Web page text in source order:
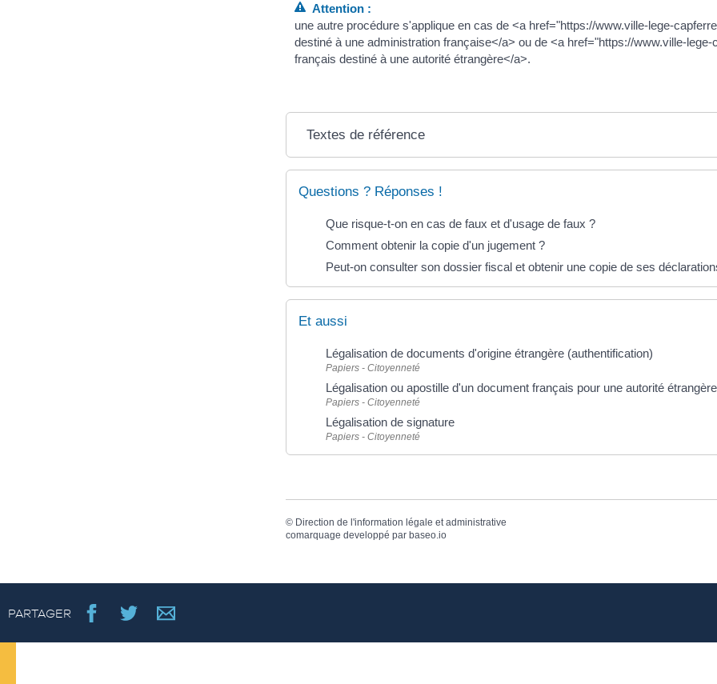
Attention :
une autre procédure s'applique en cas de <a href="https://www.ville-lege-
destiné à une administration française</a> ou de <a href="https://www.ville-
français destiné à une autorité étrangère</a>.
Textes de référence
Questions ? Réponses !
Que risque-t-on en cas de faux et d'usage de faux ?
Comment obtenir la copie d'un jugement ?
Peut-on consulter son dossier fiscal et obtenir une copie de ses
Et aussi
Légalisation de documents d'origine étrangère (authentification)
Papiers - Citoyenneté
Légalisation ou apostille d'un document français pour une autorité étrangère
Papiers - Citoyenneté
Légalisation de signature
Papiers - Citoyenneté
© Direction de l'information légale et administrative
comarquage developpé par baseo.io
PARTAGER